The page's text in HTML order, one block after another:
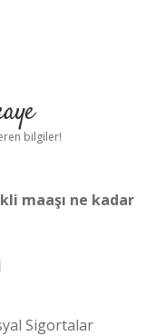
bilgiler!
maaşı ne kadar
Sigortalar